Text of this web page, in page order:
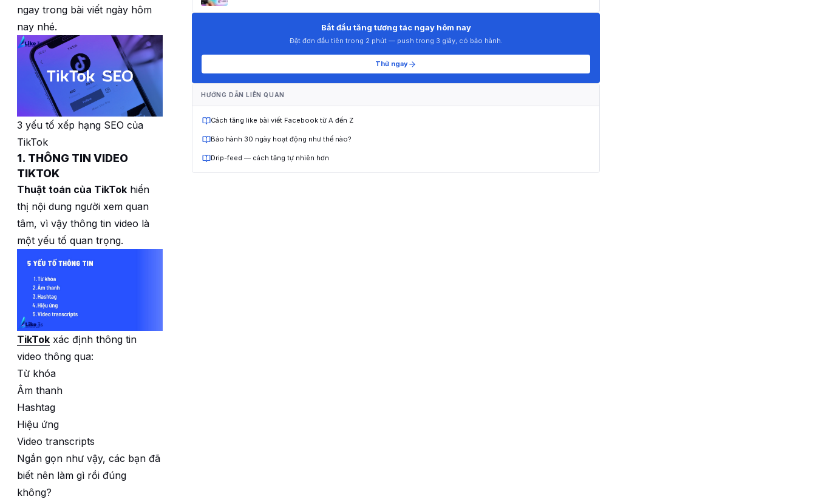
ngay trong bài viết ngày hôm
nay nhé.
3 yếu tố xếp hạng SEO của
TikTok
1. THÔNG TIN VIDEO
TIKTOK
Thuật toán của TikTok hiển
thị nội dung người xem quan
tâm, vì vậy thông tin video là
một yếu tố quan trọng.
TikTok xác định thông tin
video thông qua:
Từ khóa
Âm thanh
Hashtag
Hiệu ứng
Video transcripts
Ngắn gọn như vậy, các bạn đã
biết nên làm gì rồi đúng
không?
Bắt đầu tăng tương tác ngay hôm nay
Đặt đơn đầu tiên trong 2 phút — push trong 3 giây, có bảo hành.
Thử ngay
HƯỚNG DẪN LIÊN QUAN
Cách tăng like bài viết Facebook từ A đến Z
Bảo hành 30 ngày hoạt động như thế nào?
Drip-feed — cách tăng tự nhiên hơn